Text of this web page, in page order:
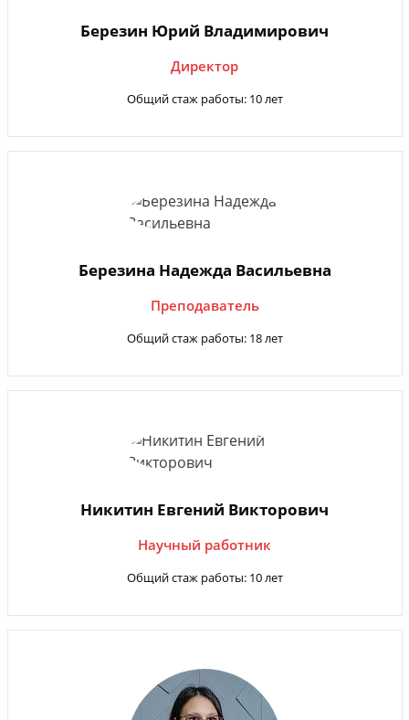
Березин Юрий Владимирович
Директор
Общий стаж работы: 10 лет
Березина Надежда Васильевна
Преподаватель
Общий стаж работы: 18 лет
Никитин Евгений Викторович
Научный работник
Общий стаж работы: 10 лет